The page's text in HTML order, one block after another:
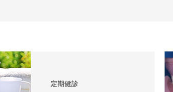
定期健診